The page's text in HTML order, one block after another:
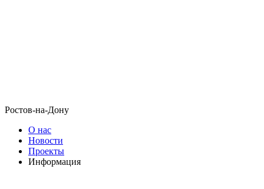
Ростов-на-Дону
О нас
Новости
Проекты
Информация